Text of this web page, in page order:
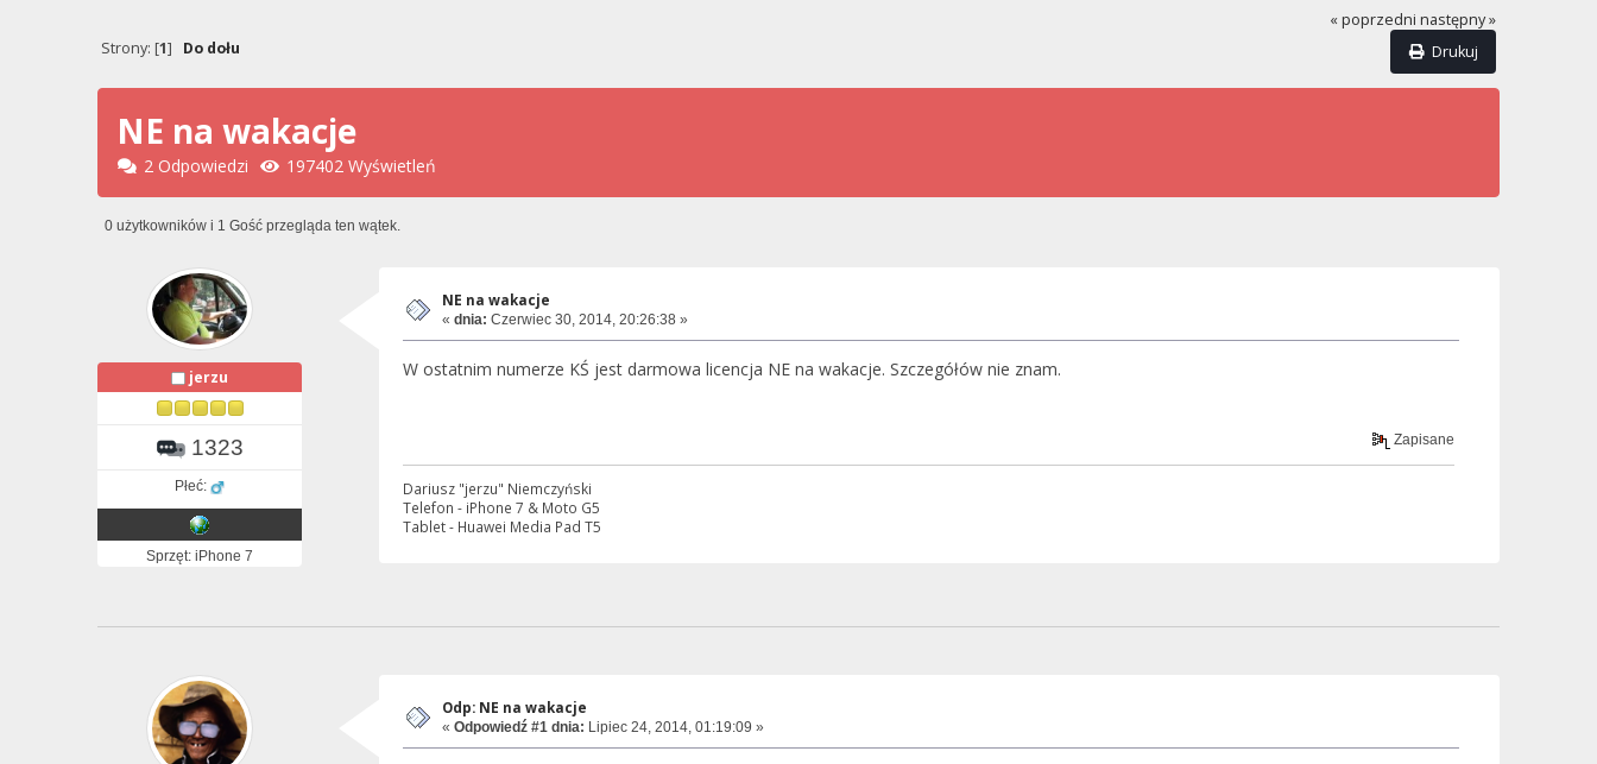
« poprzedni następny »
Drukuj
Strony: [1] Do dołu
NE na wakacje
2 Odpowiedzi 197402 Wyświetleń
0 użytkowników i 1 Gość przegląda ten wątek.
jerzu
1323
Płeć:
Sprzęt: iPhone 7
NE na wakacje
« dnia: Czerwiec 30, 2014, 20:26:38 »
W ostatnim numerze KŚ jest darmowa licencja NE na wakacje. Szczegółów nie znam.
Zapisane
Dariusz "jerzu" Niemczyński
Telefon - iPhone 7 & Moto G5
Tablet - Huawei Media Pad T5
Odp: NE na wakacje
« Odpowiedź #1 dnia: Lipiec 24, 2014, 01:19:09 »